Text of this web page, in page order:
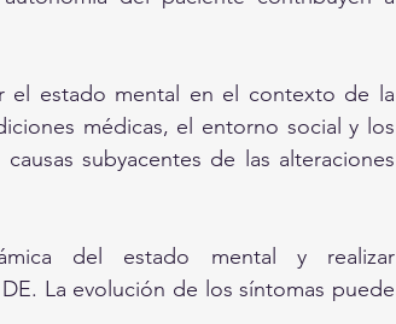
el estado mental en el contexto de la
médicas, el entorno social y los
subyacentes de las alteraciones
del estado mental y realizar
La evolución de los síntomas puede